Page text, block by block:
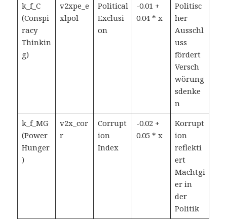
k_f_C
(Conspi
racy
Thinkin
g)
v2xpe_e
xlpol
Political
Exclusi
on
-0.01 +
0.04 * x
Politisc
her
Ausschl
uss
fördert
Versch
wörung
sdenke
n
k_f_MG
(Power
Hunger
)
v2x_cor
r
Corrupt
ion
Index
-0.02 +
0.05 * x
Korrupt
ion
reflekti
ert
Machtgi
er in
der
Politik